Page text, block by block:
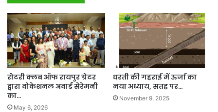
रोटरी क्लब ऑफ रायपुर ग्रेटर
द्वारा वोकेशनल अवार्ड सेरेमनी
का…
May 6, 2026
धरती की गहराई में ऊर्जा का
नया अध्याय, सतह पर…
November 9, 2025